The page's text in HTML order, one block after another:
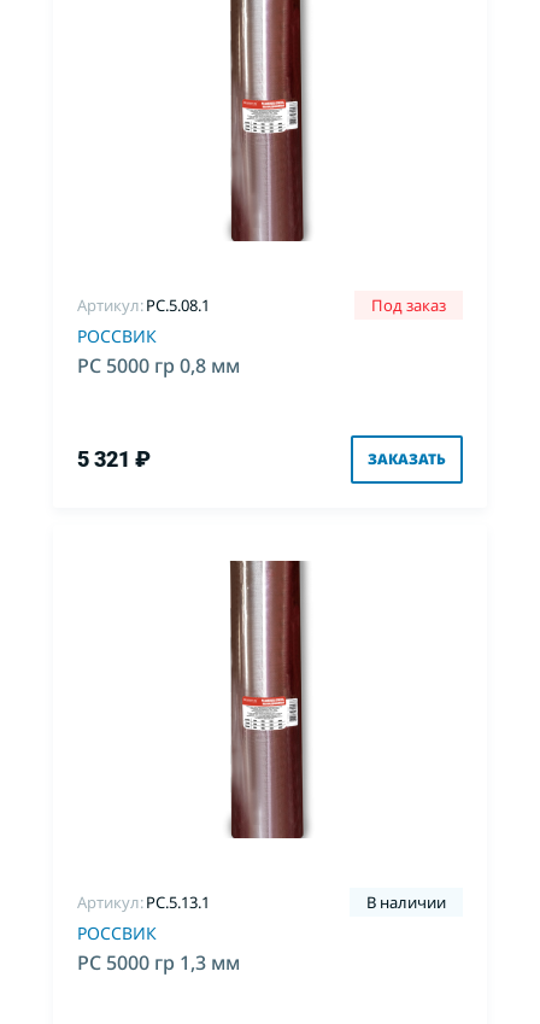
Артикул:PC.5.08.1 Под заказ
РОССВИК
РС 5000 гр 0,8 мм
5 321 ₽ ЗАКАЗАТЬ
Артикул:PC.5.13.1 В наличии
РОССВИК
РС 5000 гр 1,3 мм